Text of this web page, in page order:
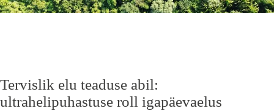
Tervislik elu teaduse abil:
ultrahelipuhastuse roll igapäevaelus